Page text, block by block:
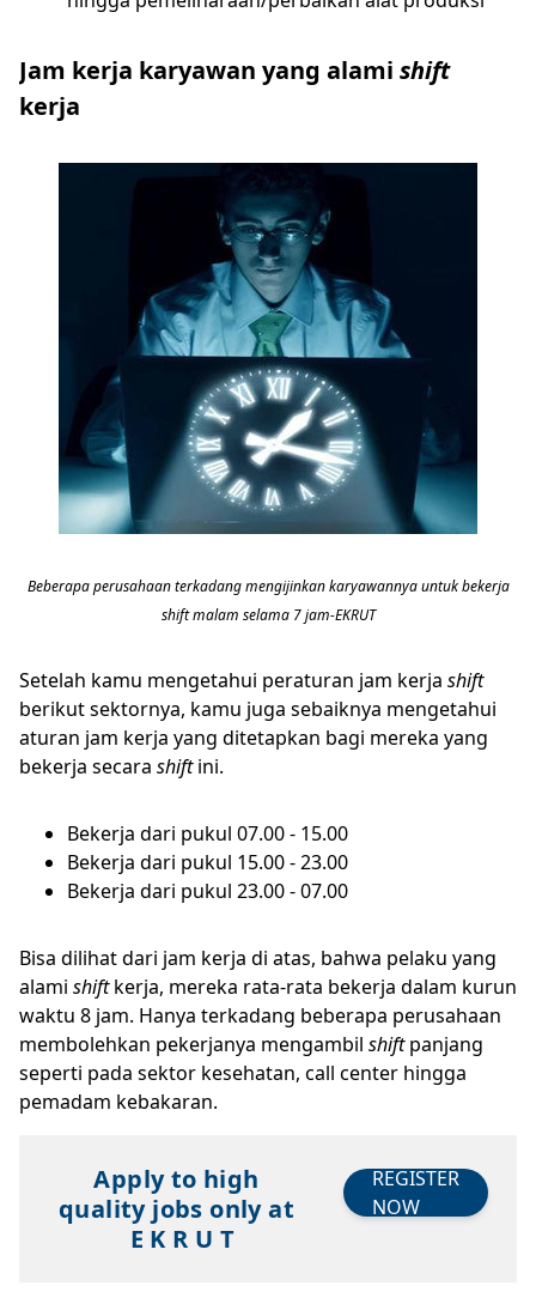
Jam kerja karyawan yang alami shift
kerja
Beberapa perusahaan terkadang mengijinkan karyawannya untuk bekerja
shift malam selama 7 jam-EKRUT
Setelah kamu mengetahui peraturan jam kerja shift
berikut sektornya, kamu juga sebaiknya mengetahui
aturan jam kerja yang ditetapkan bagi mereka yang
bekerja secara shiftini.
Bekerja dari pukul 07.00 - 15.00
Bekerja dari pukul 15.00 - 23.00
Bekerja dari pukul 23.00 - 07.00
Bisa dilihat dari jam kerja di atas, bahwa pelaku yang
alami shiftkerja, mereka rata-rata bekerja dalam kurun
waktu 8 jam. Hanya terkadang beberapa perusahaan
membolehkan pekerjanya mengambil shiftpanjang
seperti pada sektor kesehatan, call center hingga
pemadam kebakaran.
Apply to high
quality jobs only at
E K R U T
REGISTER
NOW